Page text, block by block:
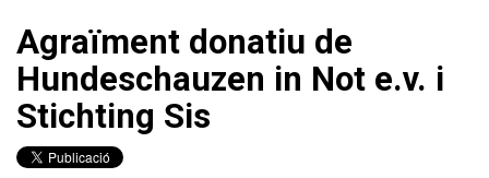
Agraïment donatiu de
Hundeschauzen in Not e.v. i
Stichting Sis